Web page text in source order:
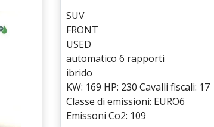
SUV
FRONT
USED
automatico 6 rapporti
ibrido
KW: 169 HP: 230 Cavalli fiscali: 17
Classe di emissioni: EURO6
Emissoni Co2: 109